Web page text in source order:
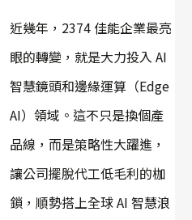
近幾年，2374 佳能企業最亮
眼的轉變，就是大力投入 AI
智慧鏡頭和邊緣運算（Edge
AI）領域。這不只是換個產
品線，而是策略性大躍進，
讓公司擺脫代工低毛利的枷
鎖，順勢搭上全球 AI 智慧浪